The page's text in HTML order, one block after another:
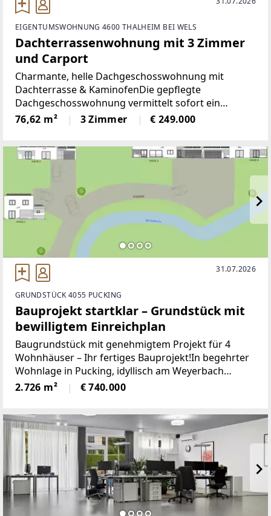
EIGENTUMSWOHNUNG 4600 THALHEIM BEI WELS
Dachterrassenwohnung mit 3 Zimmer
und Carport
Charmante, helle Dachgeschosswohnung mit
Dachterrasse & KaminofenDie gepflegte
Dachgeschosswohnung vermittelt sofort ein
warmes Wohngefühl: Auf rund 77m² Wohnfläche
erwartet Sie ein großzügiges Wohnzimmer mit
76,62 m² 3 Zimmer € 249.000
31.07.2026
GRUNDSTÜCK 4055 PUCKING
Bauprojekt startklar – Grundstück mit
bewilligtem Einreichplan
Baugrundstück mit genehmigtem Projekt für 4
Wohnhäuser – Ihr fertiges Bauprojekt!In begehrter
Wohnlage in Pucking, idyllisch am Weyerbach
gelegen, steht ein großzügiges Baugrundstück zum
Verkauf.Die rechtskräftige Baubewilligung für vier
2.726 m² € 740.000